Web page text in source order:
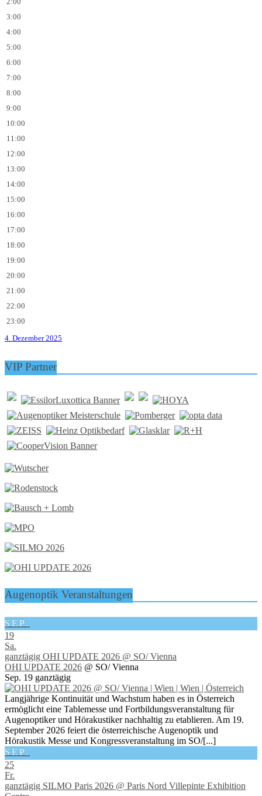
3:00
4:00
5:00
6:00
7:00
8:00
9:00
10:00
11:00
12:00
13:00
14:00
15:00
16:00
17:00
18:00
19:00
20:00
21:00
22:00
23:00
4. Dezember 2025
VIP Partner
Augenoptik Veranstaltungen
SEP.
19
Sa.
ganztägig OHI UPDATE 2026 @ SO/ Vienna
OHI UPDATE 2026 @ SO/ Vienna
Sep. 19 ganztägig
Langjährige Kontinuität und Wachstum haben es in Österreich
ermöglicht eine Tablemesse und Fortbildungsveranstaltung für
Augenoptiker und Hörakustiker nachhaltig zu etablieren. Am 19.
September 2026 feiert die österreichische Augenoptik und
Hörakustik Messe und Kongressveranstaltung im SO/[...]
SEP.
25
Fr.
ganztägig SILMO Paris 2026 @ Paris Nord Villepinte Exhibition